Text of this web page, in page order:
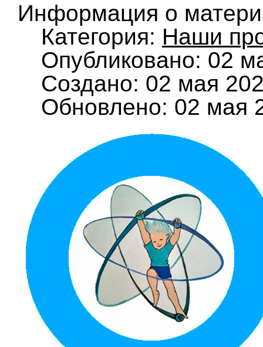
Информация о
Категория: Наши
Опубликовано: 02
Создано: 02 мая
Обновлено: 02 мая